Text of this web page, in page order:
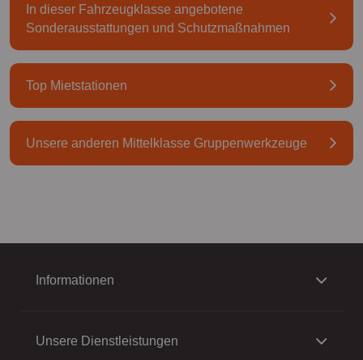
In dieser Fahrzeugklasse angebotene
Sonderausstattungen und Schutzmaßnahmen
Top Mietstationen
Unsere anderen Mittelklasse Gruppenwerkzeuge
Informationen
Unsere Dienstleistungen